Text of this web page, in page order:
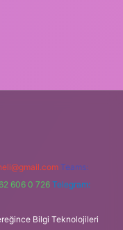
Teams:
606 0 726 Telegram:
Bilgi Teknolojileri